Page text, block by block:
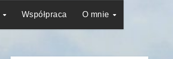
Współpraca O mnie